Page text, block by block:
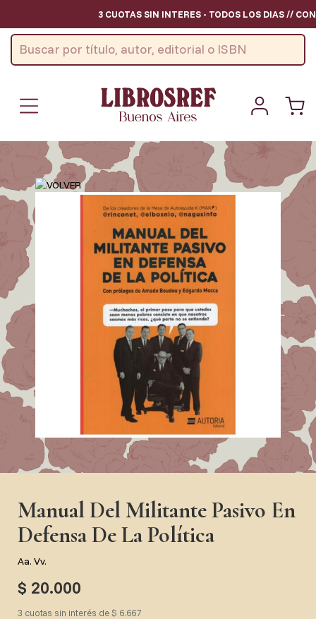
3 CUOTAS SIN INTERES - TODOS LOS DIAS // CON
Manual Del Militante Pasivo En
Defensa De La Política
Aa. Vv.
$ 20.000
3 cuotas sin interés de $ 6.667